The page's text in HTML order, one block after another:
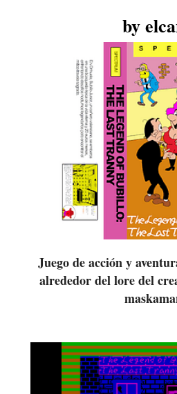
by
Juego de acción y
alrededor del lore del